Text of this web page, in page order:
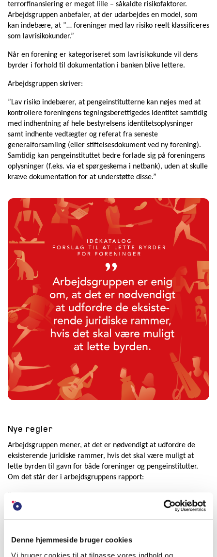
Denne hjemmeside bruger cookies
Vi bruger cookies til at tilpasse vores indhold og
terrorfinansiering er meget lille – såkaldte risikofaktorer.
Arbejdsgruppen anbefaler, at der udarbejdes en model, som
kan indebære, at ”… foreninger med lav risiko reelt klassificeres
som lavrisikokunder.”
Når en forening er kategoriseret som lavrisikokunde vil dens
byrder i forhold til dokumentation i banken blive lettere.
Arbejdsgruppen skriver:
”Lav risiko indebærer, at pengeinstitutterne kan nøjes med at
kontrollere foreningens tegningsberettigedes identitet samtidig
med indhentning af hele bestyrelsens identitetsoplysninger
samt indhente vedtægter og referat fra seneste
generalforsamling (eller stiftelsesdokument ved ny forening).
Samtidig kan pengeinstituttet bedre forlade sig på foreningens
oplysninger (f.eks. via et spørgeskema i netbank), uden at skulle
kræve dokumentation for at understøtte disse.”
Nye regler
Arbejdsgruppen mener, at det er nødvendigt at udfordre de
eksisterende juridiske rammer, hvis det skal være muligt at
lette byrden til gavn for både foreninger og pengeinstitutter.
Om det står der i arbejdsgruppens rapport:
tydelige rammer for en risikoklassifikation, og at disse
indarbejdes i regelgrundlaget for hvidvaskområdet.”
Den konkrete anbefaling lyder: ”Arbejdsgruppen anbefaler, at
erhvervsministeren anvender sin kompetence til at kunne